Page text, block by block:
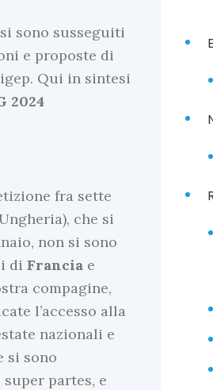
sono susseguiti
e proposte di
Qui in sintesi
2024
fra sette
che si
non si sono
di Francia e
compagine,
l’accesso alla
nazionali e
si sono
partes, e